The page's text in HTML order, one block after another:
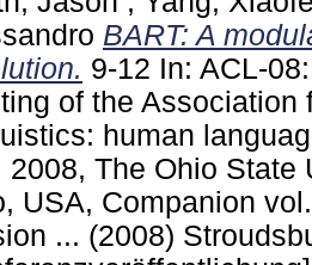
BART: A
9-12 In: ACL-
of the Association
human
2008, The Ohio State
USA, Companion
... (2008)